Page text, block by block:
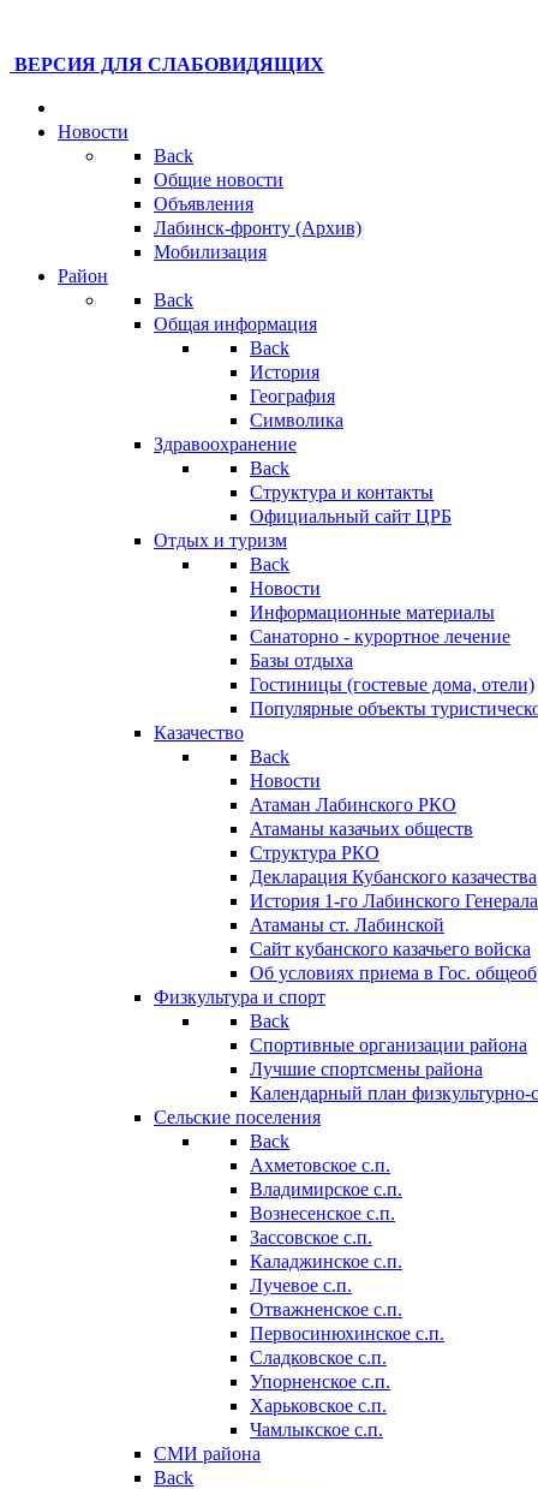
ВЕРСИЯ ДЛЯ СЛАБОВИДЯЩИХ
Новости
Back
Общие новости
Объявления
Лабинск-фронту (Архив)
Мобилизация
Район
Back
Общая информация
Back
История
География
Символика
Здравоохранение
Back
Структура и контакты
Официальный сайт ЦРБ
Отдых и туризм
Back
Новости
Информационные материалы
Санаторно - курортное лечение
Базы отдыха
Гостиницы (гостевые дома, отели)
Популярные объекты
Казачество
Back
Новости
Атаман Лабинского РКО
Атаманы казачьих обществ
Структура РКО
Декларация Кубанского казачества
История 1-го Лабинского
Атаманы ст. Лабинской
Cайт кубанского казачьего войска
Об условиях приема в Гос.
Физкультура и спорт
Back
Спортивные организации района
Лучшие спортсмены района
Календарный план
Сельские поселения
Back
Ахметовское с.п.
Владимирское с.п.
Вознесенское с.п.
Зассовское с.п.
Каладжинское с.п.
Лучевое с.п.
Отважненское с.п.
Первосинюхинское с.п.
Сладковское с.п.
Упорненское с.п.
Харьковское с.п.
Чамлыкское с.п.
СМИ района
Back